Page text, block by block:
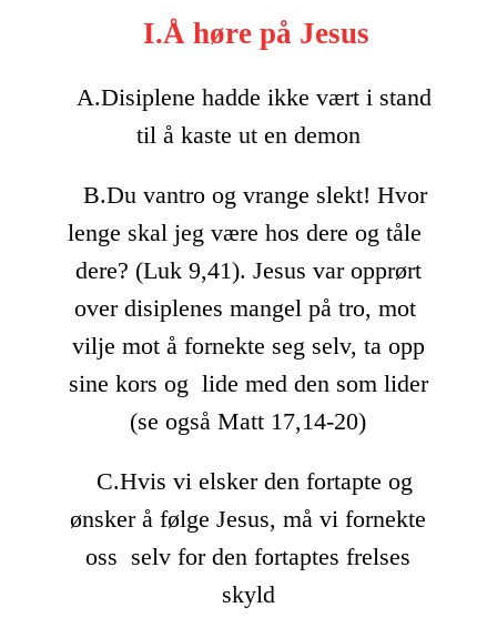
I.Å høre på Jesus
A.Disiplene hadde ikke vært i stand
til å kaste ut en demon
B.Du vantro og vrange slekt! Hvor
lenge skal jeg være hos dere og tåle
dere? (Luk 9,41). Jesus var opprørt
over disiplenes mangel på tro, mot
vilje mot å fornekte seg selv, ta opp
sine kors og lide med den som lider
(se også Matt 17,14-20)
C.Hvis vi elsker den fortapte og
ønsker å følge Jesus, må vi fornekte
oss selv for den fortaptes frelses
skyld